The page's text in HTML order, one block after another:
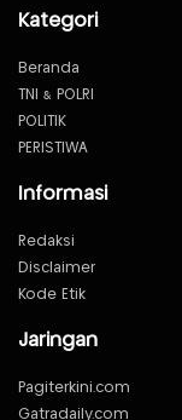
Kategori
Beranda
TNI & POLRI
POLITIK
PERISTIWA
Informasi
Redaksi
Disclaimer
Kode Etik
Jaringan
Pagiterkini.com
Gatradaily.com